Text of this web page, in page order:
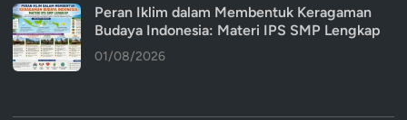
Peran Iklim dalam Membentuk Keragaman
Budaya Indonesia: Materi IPS SMP Lengkap
01/08/2026